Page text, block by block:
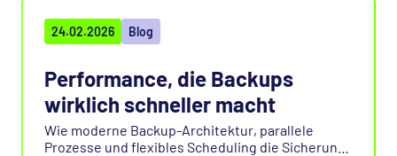
24.02.2026 Blog
Performance, die Backups
wirklich schneller macht
Wie moderne Backup-Architektur, parallele
Prozesse und flexibles Scheduling die Sicherung